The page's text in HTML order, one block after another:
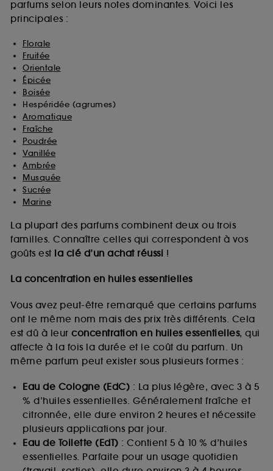
parfums selon leurs notes dominantes. Voici les
principales :
Florale
Fruitée
Orientale
Épicée
Boisée
Hespéridée (agrumes)
Aromatique
Fraîche
Poudrée
Vanillée
Ambrée
Musquée
Sucrée
Marine
La plupart des parfums combinent deux ou trois
familles. Connaître celles qui correspondent à vos
goûts est la clé d’un achat réussi !
La concentration en huiles essentielles
Vous avez peut-être remarqué que certains parfums
ont le même nom mais des prix très différents. Cela
est dû à leur concentration en huiles essentielles, qui
affecte à la fois la durée et le coût du parfum. Un
même parfum peut exister sous plusieurs formes :
Eau de Cologne (EdC) : La plus légère, avec 3 à 5
% d’huiles essentielles. Généralement fraîche et
citronnée, elle dure environ 2 heures et nécessite
plusieurs applications par jour.
Eau de Toilette (EdT) : Contient 5 à 10 % d’huiles
essentielles. Parfaite pour un usage quotidien
souhaitez obtenir plus d'information sur les cookies
utilisés, cliquez